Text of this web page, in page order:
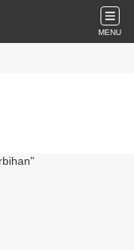
MENU